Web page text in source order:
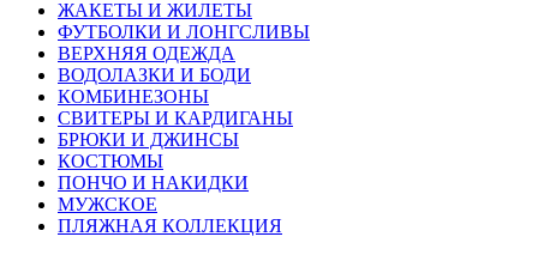
ЖАКЕТЫ И ЖИЛЕТЫ
ФУТБОЛКИ И ЛОНГСЛИВЫ
ВЕРХНЯЯ ОДЕЖДА
ВОДОЛАЗКИ И БОДИ
КОМБИНЕЗОНЫ
СВИТЕРЫ И КАРДИГАНЫ
БРЮКИ И ДЖИНСЫ
КОСТЮМЫ
ПОНЧО И НАКИДКИ
МУЖСКОЕ
ПЛЯЖНАЯ КОЛЛЕКЦИЯ